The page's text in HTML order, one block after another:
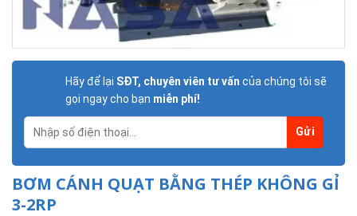
Hãy để lại SĐT, chuyên viên tư vấn của chúng tôi sẽ
gọi ngay cho bạn miễn phí!
BƠM CÁNH QUẠT BẰNG THÉP KHÔNG GỈ
3-2RP